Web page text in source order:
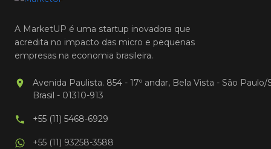
A MarketUP é uma startup inovadora que
acredita no impacto das micro e pequenas
empresas na economia brasileira.
Avenida Paulista. 854 - 17º andar, Bela Vista - São Paulo/
Brasil - 01310-913
+55 (11) 5468-6929
+55 (11) 93258-3588